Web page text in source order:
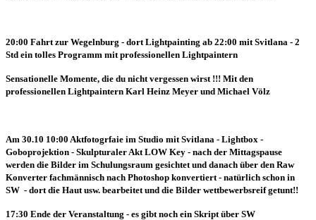
20:00 Fahrt zur Wegelnburg - dort Lightpainting ab 22:00 mit Svitlana - 2
Std ein tolles Programm mit professionellen Lightpaintern
Sensationelle Momente, die du nicht vergessen wirst !!! Mit den
professionellen Lightpaintern Karl Heinz Meyer und Michael Völz
Am 30.10 10:00 Aktfotogrfaie im Studio mit Svitlana - Lightbox -
Goboprojektion - Skulpturaler Akt LOW Key - nach der Mittagspause
werden die Bilder im Schulungsraum gesichtet und danach über den Raw
Konverter fachmännisch nach Photoshop konvertiert - natürlich schon in
SW - dort die Haut usw. bearbeitet und die Bilder wettbewerbsreif getunt!!
17:30 Ende der Veranstaltung - es gibt noch ein Skript über SW